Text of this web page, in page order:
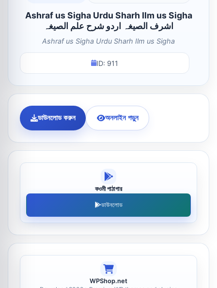
Ashraf us Sigha Urdu Sharh Ilm us Sigha
اشرف الصیغہ اردو شرح علم الصیغہ
Ashraf us Sigha Urdu Sharh Ilm us Sigha
ID: 911
ডাউনলোড করুন অনলাইন পড়ুন
কওমী পাঠাগার
ডাউনলোড
WPShop.net